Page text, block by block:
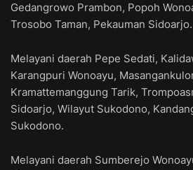
Gedangrowo Prambon, Popoh
Trosobo Taman, Pekauman Sidoarjo.
Melayani daerah Pepe Sedati,
Karangpuri Wonoayu,
Kramattemanggung Tarik,
Sidoarjo, Wilayut Sukodono,
Sukodono.
Melayani daerah Sumberejo